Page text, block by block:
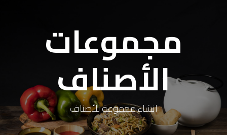
مجموعات
الأصناف
انشاء مجموعة للأصناف